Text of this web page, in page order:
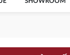
SHOWROOM